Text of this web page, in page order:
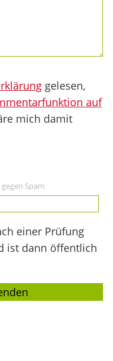
gelesen,
auf
mich damit
Spam
einer Prüfung
ist dann öffentlich